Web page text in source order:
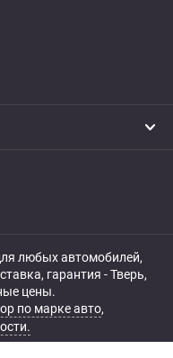
любых автомобилей,
гарантия - Тверь,
цены.
по марке авто,